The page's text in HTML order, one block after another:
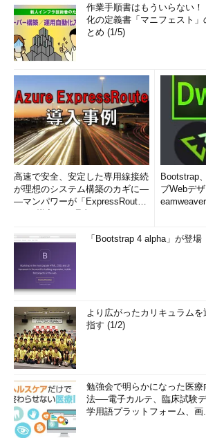
作業手順書はもういらない
化の定義書「マニフェスト」
とめ (1/5)
高速で安全、安定した専用線接続
が理想のシステム構築のカギに―
―マンパワーが「ExpressRout
Bootstrap
ブWebデ
「Bootstrap 4 alpha」が登場
より広がったカリキュラムを
指す (1/2)
勉強会で明らかになった医
法──電子カルテ、臨床試験
学用語プラットフォーム、画